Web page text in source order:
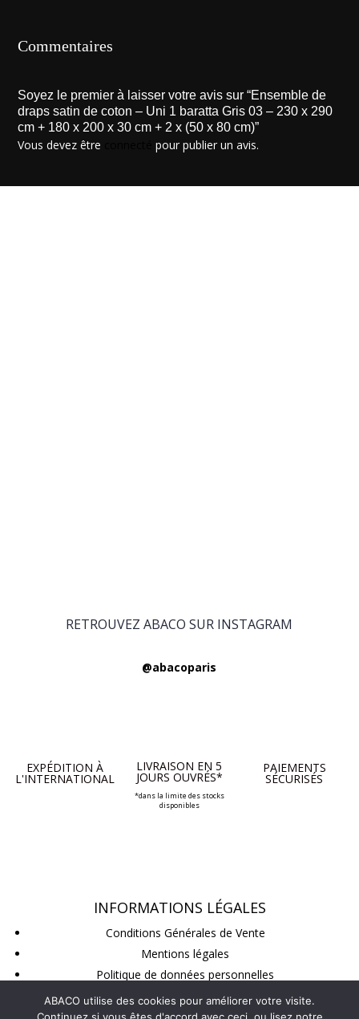
Commentaires
Soyez le premier à laisser votre avis sur “Ensemble de
draps satin de coton – Uni 1 baratta Gris 03 – 230 x 290
cm + 180 x 200 x 30 cm + 2 x (50 x 80 cm)”
Vous devez être pour publier un avis.
RETROUVEZ ABACO SUR INSTAGRAM
@abacoparis
EXPÉDITION À
L'INTERNATIONAL
LIVRAISON EN 5
JOURS OUVRÉS*
*dans la limite des stocks
disponibles
PAIEMENTS
SÉCURISÉS
INFORMATIONS LÉGALES
Conditions Générales de Vente
Mentions légales
Politique de données personnelles
Conditions de retour
ABACO utilise des cookies pour améliorer votre visite.